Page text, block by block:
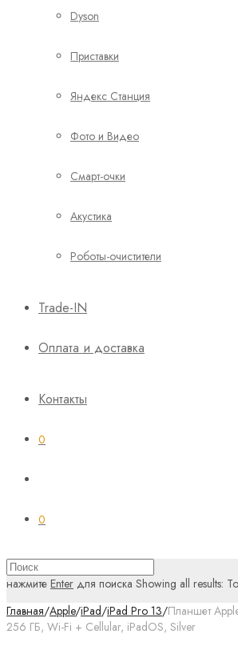
Dyson
Приставки
Яндекс Станция
Фото и Видео
Смарт-очки
Акустика
Роботы-очистители
Trade-IN
Оплата и доставка
Контакты
0
0
нажмите Enter для поиска Showing all results:
Главная/Apple/iPad/iPad Pro 13/Планшет
256 ГБ, Wi-Fi + Cellular, iPadOS, Silver